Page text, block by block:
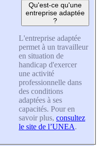
Qu'est-ce qu'une
entreprise adaptée
?
L'entreprise adaptée
permet à un travailleur
en situation de
handicap d'exercer
une activité
professionnelle dans
des conditions
adaptées à ses
capacités. Pour en
savoir plus, consultez
le site de l’UNEA.